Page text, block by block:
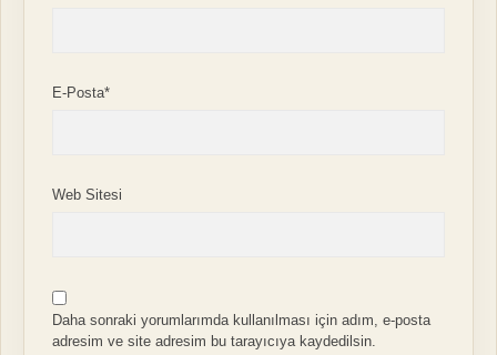
E-Posta*
Web Sitesi
Daha sonraki yorumlarımda kullanılması için adım, e-posta
adresim ve site adresim bu tarayıcıya kaydedilsin.